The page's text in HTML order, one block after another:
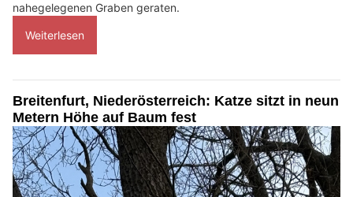
nahegelegenen Graben geraten.
Weiterlesen
Breitenfurt, Niederösterreich: Katze sitzt in neun
Metern Höhe auf Baum fest